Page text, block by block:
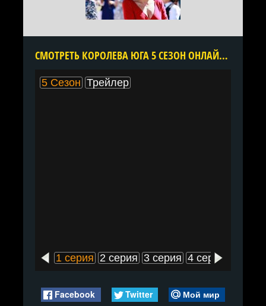
CМОТРЕТЬ КОРОЛЕВА ЮГА 5 СЕЗОН ОНЛАЙН В ХОРОШЕМ КАЧЕСТВЕ ВСЕ СЕРИИ ПОДРЯД БЕСПЛАТНО
5 Сезон Трейлер
1 серия 2 серия 3 серия 4 серия
Facebook Twitter
Мой мир